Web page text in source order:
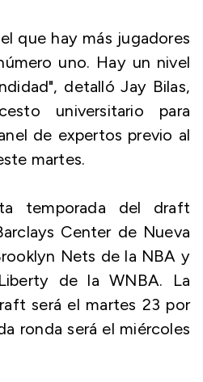
que hay más jugadores
uno. Hay un nivel
detalló Jay Bilas,
universitario para
de expertos previo al
martes.
temporada del draft
Center de Nueva
Nets de la NBA y
de la WNBA. La
será el martes 23 por
ronda será el miércoles